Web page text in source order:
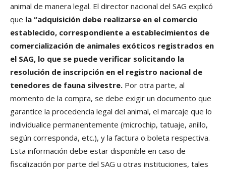
animal de manera legal. El director nacional del SAG explicó
que la “adquisición debe realizarse en el comercio
establecido, correspondiente a establecimientos de
comercialización de animales exóticos registrados en
el SAG, lo que se puede verificar solicitando la
resolución de inscripción en el registro nacional de
tenedores de fauna silvestre. Por otra parte, al
momento de la compra, se debe exigir un documento que
garantice la procedencia legal del animal, el marcaje que lo
individualice permanentemente (microchip, tatuaje, anillo,
según corresponda, etc.), y la factura o boleta respectiva.
Esta información debe estar disponible en caso de
fiscalización por parte del SAG u otras instituciones, tales